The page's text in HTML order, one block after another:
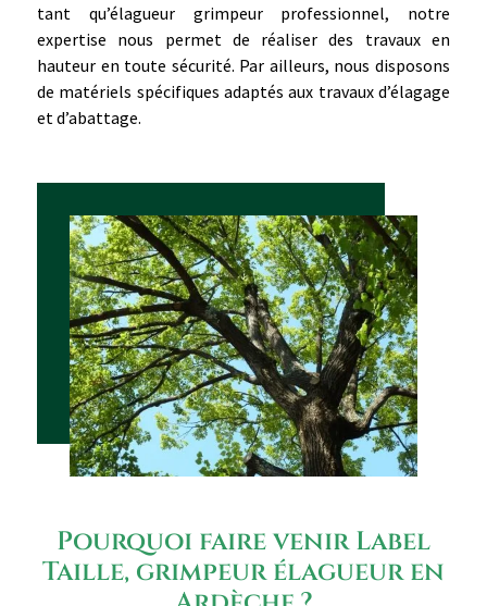
tant qu’élagueur grimpeur professionnel, notre
expertise nous permet de réaliser des travaux en
hauteur en toute sécurité. Par ailleurs, nous disposons
de matériels spécifiques adaptés aux travaux d’élagage
et d’abattage.
Pourquoi faire venir Label
Taille, grimpeur élagueur en